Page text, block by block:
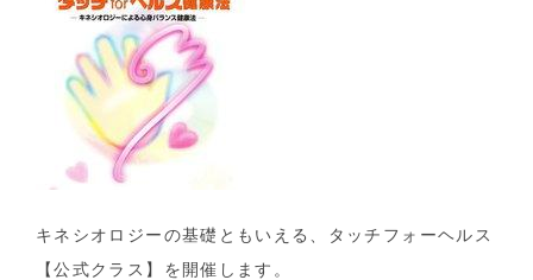
キネシオロジーの基礎ともいえる、タッチフォーヘルス
【公式クラス】を開催します。